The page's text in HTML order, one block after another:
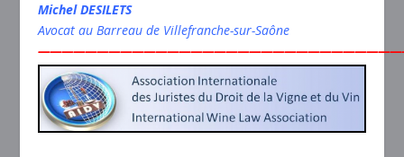
Michel DESILETS
Avocat au Barreau de Villefranche-sur-Saône